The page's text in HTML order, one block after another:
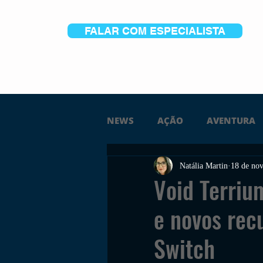
FALAR COM ESPECIALISTA
NEWS AÇÃO AVENTURA
FICÇÃO TERROR PC
TRAILER PLATAFORMA
Void
e novos
Switch
Natália Martin 18 de